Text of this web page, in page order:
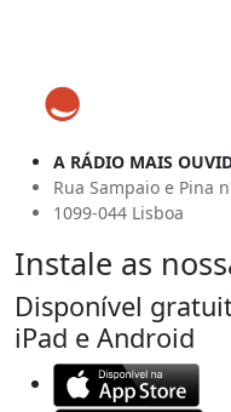
A RÁDIO MAIS
Rua Sampaio e Pina
1099-044 Lisboa
Instale as
Disponível
iPad e Android